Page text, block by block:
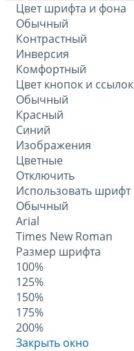
Цвет шрифта и фона
Обычный
Контрастный
Инверсия
Комфортный
Цвет кнопок и ссылок
Обычный
Красный
Синий
Изображения
Цветные
Отключить
Использовать шрифт
Обычный
Arial
Times New Roman
Размер шрифта
100%
125%
150%
175%
200%
Закрыть окно